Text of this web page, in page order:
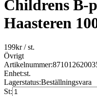
Childrens B-
Haasteren
199kr/ st.
Övrigt
Artikelnummer:
Enhet:st.
Lagerstatus:Beställningsvara
St: